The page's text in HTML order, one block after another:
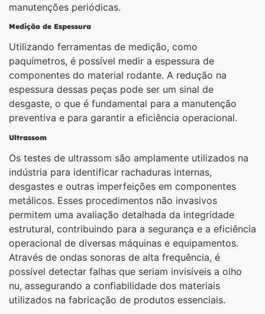
manutenções periódicas.
Medição de Espessura
Utilizando ferramentas de medição, como
paquímetros, é possível medir a espessura de
componentes do material rodante. A redução na
espessura dessas peças pode ser um sinal de
desgaste, o que é fundamental para a manutenção
preventiva e para garantir a eficiência operacional.
Ultrassom
Os testes de ultrassom são amplamente utilizados na
indústria para identificar rachaduras internas,
desgastes e outras imperfeições em componentes
metálicos. Esses procedimentos não invasivos
permitem uma avaliação detalhada da integridade
estrutural, contribuindo para a segurança e a eficiência
operacional de diversas máquinas e equipamentos.
Através de ondas sonoras de alta frequência, é
possível detectar falhas que seriam invisíveis a olho
nu, assegurando a confiabilidade dos materiais
utilizados na fabricação de produtos essenciais.